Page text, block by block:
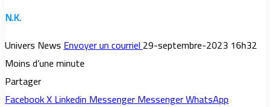
N.K.
Univers NewsEnvoyer un courriel29-septembre-2023 16h32
Moins d’une minute
Partager
FacebookXLinkedinMessengerMessengerWhatsApp